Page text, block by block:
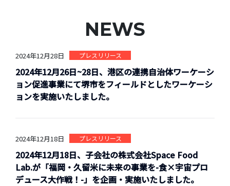
NEWS
2024年12月28日 プレスリリース
2024年12月26日~28日、港区の連携自治体ワーケーシ
ョン促進事業にて堺市をフィールドとしたワーケーシ
ョンを実施いたしました。
2024年12月18日 プレスリリース
2024年12月18日、子会社の株式会社Space Food
Lab.が「福岡・久留米に未来の事業を-食×宇宙プロ
デュース大作戦！-」を企画・実施いたしました。